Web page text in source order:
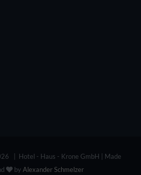
| Hotel - Haus - Krone GmbH | Made
by Alexander Schmelzer